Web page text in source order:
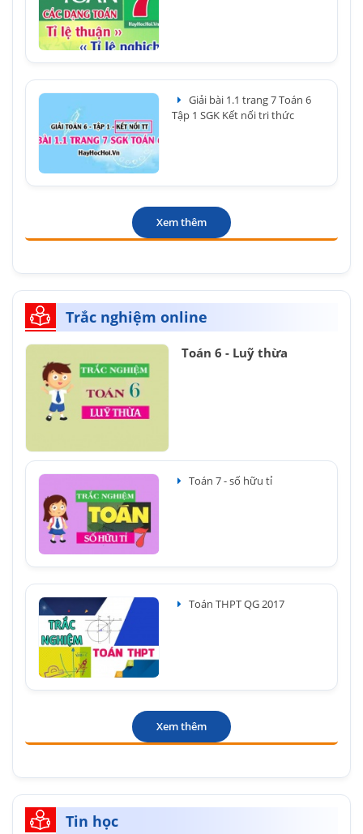
Giải bài 1.1 trang 7 Toán 6
Tập 1 SGK Kết nối tri thức
Xem thêm
Trắc nghiệm online
Toán 6 - Luỹ thừa
Toán 7 - số hữu tỉ
Toán THPT QG 2017
Xem thêm
Tin học